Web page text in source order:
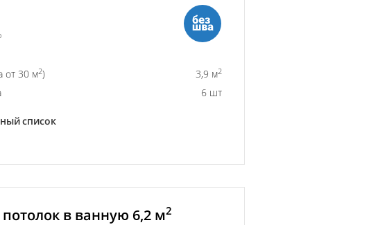
от 30 м2) 3,9 м2
6 шт
список
в ванную 6,2 м2